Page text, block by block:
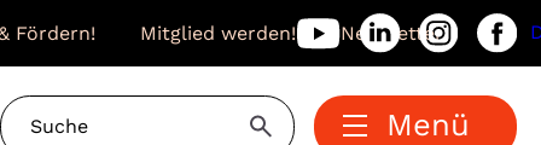
Fördern! Mitglied werden! Newsletter
Menü